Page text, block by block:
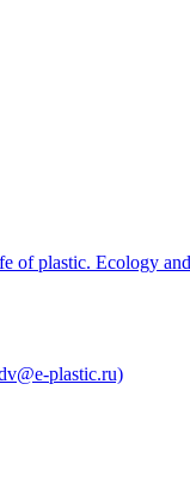
of plastic. Ecology
plastic.ru)